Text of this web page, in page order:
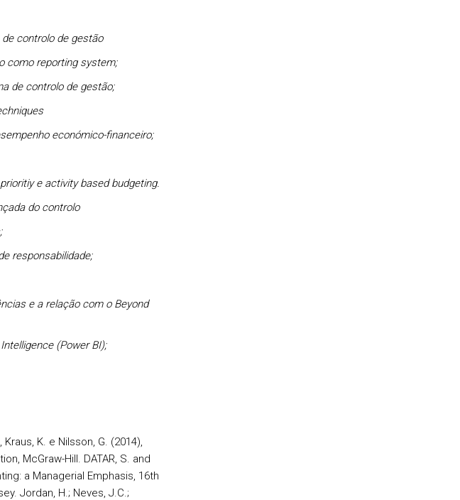
controlo de gestão
como reporting system;
de controlo de gestão;
económico-financeiro;
e activity based budgeting.
do controlo
responsabilidade;
e a relação com o Beyond
(Power BI);
Kraus, K. e Nilsson, G. (2014),
McGraw-Hill. DATAR, S. and
a Managerial Emphasis, 16th
Jordan, H.; Neves, J.C.;